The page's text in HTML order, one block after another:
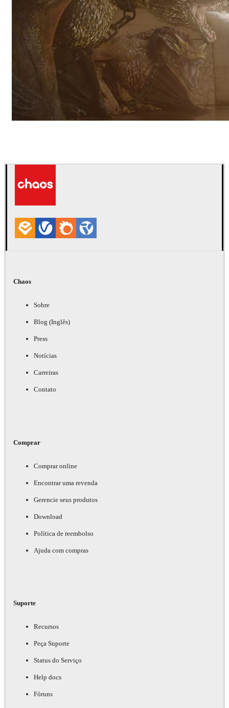
Chaos
Sobre
Blog (Inglês)
Press
Notícias
Carreiras
Contato
Comprar
Comprar online
Encontrar uma revenda
Gerencie seus produtos
Download
Política de reembolso
Ajuda com compras
Suporte
Recursos
Peça Suporte
Status do Serviço
Help docs
Fóruns